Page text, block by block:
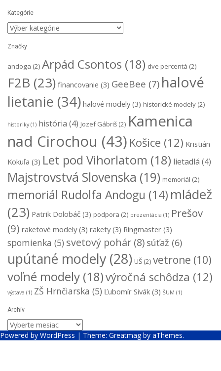
Kategórie
Kategórie
Značky
andoga (2) Arpád Csontos (18) dve percentá (2)
F2B (23) financovanie (3) GeeBee (7) halové
lietanie (34) halové modely(3) historické modely (2)
historiky(1) história (4) Jozef Gábriš (2) Kamenica
nad Cirochou (43) Košice (12) Kristián
Kokuľa (3) Let pod Vihorlatom (18) lietadlá (4)
Majstrovstvá Slovenska (19) memoriál (2)
memoriál Rudolfa Andogu (14) mládež
(23) Patrik Dolobáč (3) podpora (2) prezentácia (1) Prešov
(9) raketové modely(3) rakety(3) Ringmaster (3)
spomienka (5) svetový pohár (8) súťaž (6)
upútané modely (28) UŠ (2) vetrone (10)
voľné modely (18)výročná schôdza (12)
výstava (1) ZŠ Hrnčiarska (5) Ľubomír Sivák (3) ŠUM (1)
Archív
Archív
Powered by WordPress | Theme: Greatmagby aThemes.